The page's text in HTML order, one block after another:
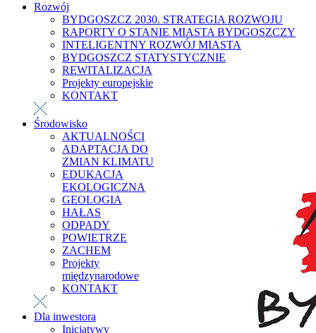
Rozwój
BYDGOSZCZ 2030. STRATEGIA ROZWOJU
RAPORTY O STANIE MIASTA BYDGOSZCZY
INTELIGENTNY ROZWÓJ MIASTA
BYDGOSZCZ STATYSTYCZNIE
REWITALIZACJA
Projekty europejskie
KONTAKT
Środowisko
AKTUALNOŚCI
ADAPTACJA DO
ZMIAN KLIMATU
EDUKACJA
EKOLOGICZNA
GEOLOGIA
HAŁAS
ODPADY
POWIETRZE
ZACHEM
Projekty
międzynarodowe
KONTAKT
Dla inwestora
Inicjatywy